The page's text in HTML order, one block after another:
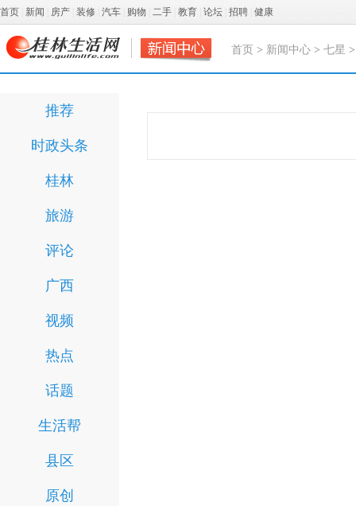
首页 新闻 房产 装修 汽车 购物 二手 教育 论坛 招聘 健康
首页 > 新闻中心 > 七星
推荐
时政头条
桂林
旅游
评论
广西
视频
热点
话题
生活帮
县区
原创